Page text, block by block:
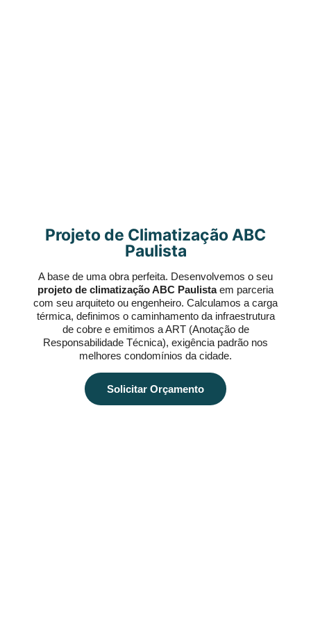
Projeto de Climatização ABC
Paulista
A base de uma obra perfeita. Desenvolvemos o seu
projeto de climatização ABC Paulistaem parceria
com seu arquiteto ou engenheiro. Calculamos a carga
térmica, definimos o caminhamento da infraestrutura
de cobre e emitimos a ART (Anotação de
Responsabilidade Técnica), exigência padrão nos
melhores condomínios da cidade.
Solicitar Orçamento